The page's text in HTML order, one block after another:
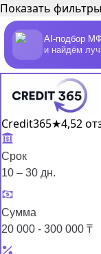
Показать фильтры
AI-подбор
и найдём
Credit365★4,52
Срок
10 – 30 дн.
Сумма
20 000 - 300 000 ₸